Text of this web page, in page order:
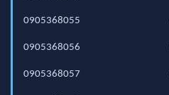
0905368055
0905368056
0905368057